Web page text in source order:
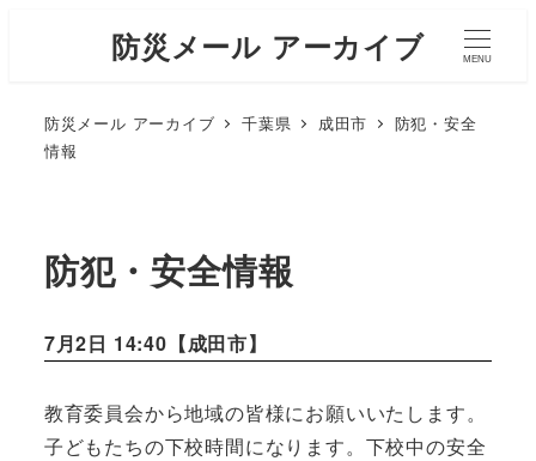
防災メール アーカイブ MENU
防災メール アーカイブ 千葉県 成田市
防犯・安全
情報
防犯・安全情報
7月2日 14:40【成田市】
教育委員会から地域の皆様にお願いいたします。
子どもたちの下校時間になります。下校中の安全